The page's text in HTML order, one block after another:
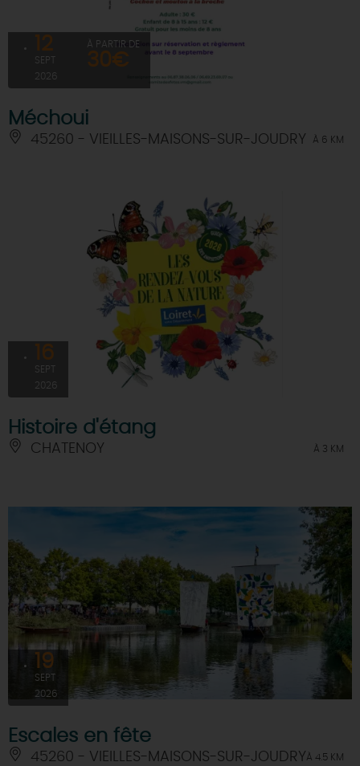
12
SEPT
2026
À PARTIR DE
30€
Méchoui
45260 - VIEILLES-MAISONS-SUR-JOUDRY À 6 KM
16
SEPT
2026
Histoire d'étang
CHATENOY À 3 KM
19
SEPT
2026
Escales en fête
45260 - VIEILLES-MAISONS-SUR-JOUDRY À 4.5 KM